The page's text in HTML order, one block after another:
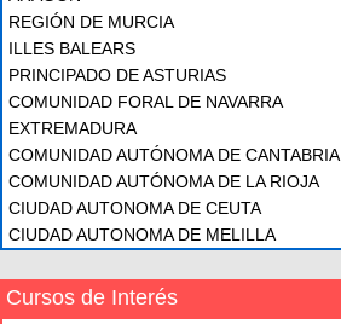
REGIÓN DE MURCIA
ILLES BALEARS
PRINCIPADO DE ASTURIAS
COMUNIDAD FORAL DE NAVARRA
EXTREMADURA
COMUNIDAD AUTÓNOMA DE CANTABRIA
COMUNIDAD AUTÓNOMA DE LA RIOJA
CIUDAD AUTONOMA DE CEUTA
CIUDAD AUTONOMA DE MELILLA
Cursos de Interés